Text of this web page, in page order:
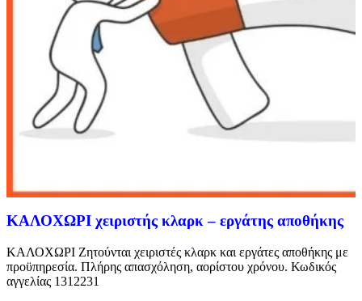
ΚΑΛΟΧΩΡΙ χειριστής κλαρκ – εργάτης αποθήκης
ΚAΛΟΧΩΡΙ Ζητούνται χειριστές κλαρκ και εργάτες αποθήκης με
προϋπηρεσία. Πλήρης απασχόληση, αορίστου χρόνου. Κωδικός
αγγελίας 1312231